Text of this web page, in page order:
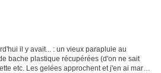
il y avait... : un vieux parapluie au
bache plastique récupérées (d'on ne sait
etc. Les gelées approchent et j'en ai marre